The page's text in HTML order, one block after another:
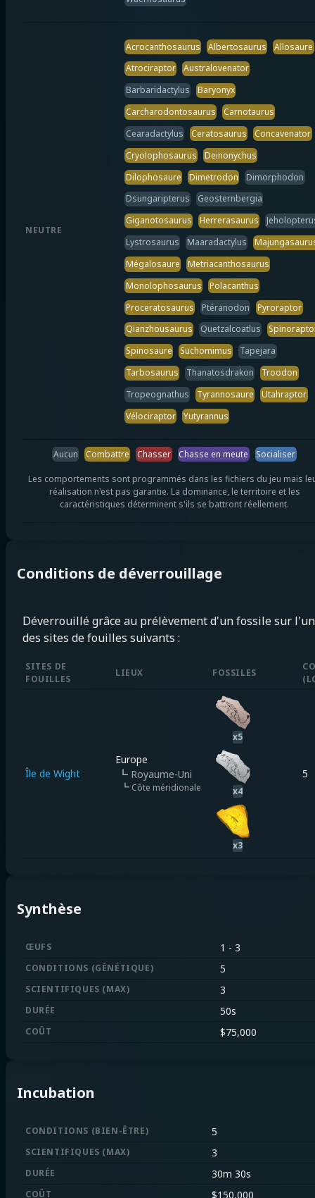
NEUTRE
Acrocanthosaurus Albertosaurus
Allosaure
Atrociraptor
Australovenator
Barbaridactylus
Baryonyx
Carcharodontosaurus
Carnotaurus
Cearadactylus
Ceratosaurus
Concavenator
Cryolophosaurus
Deinonychus
Dilophosaure
Dimetrodon
Dimorphodon
Dsungaripterus
Geosternbergia
Giganotosaurus
Herrerasaurus
Lystrosaurus
Maaradactylus
Mégalosaure
Metriacanthosaurus
Monolophosaurus
Polacanthus
Proceratosaurus
Ptéranodon
Pyroraptor
Qianzhousaurus
Quetzalcoatlus
Spinosaure
Suchomimus
Tapejara
Tarbosaurus
Thanatosdrakon
Troodon
Tropeognathus
Tyrannosaure
Utahraptor
Vélociraptor
Yutyrannus
Aucun Combattre Chasser Chasse en meute Socialiser
Les comportements sont programmés dans les fichiers du jeu mais
réalisation n'est pas garantie. La dominance, le territoire et les
caractéristiques déterminent s'ils se battront réellement.
Conditions de déverrouillage
Déverrouillé grâce au prélèvement d'un fossile sur l'un
des sites de fouilles suivants :
SITES DE
FOUILLES
LIEUX FOSSILES
(
Île de Wight
Europe
┗ Royaume-Uni
┗ Côte méridionale
x5
x4
x3
5
Synthèse
ŒUFS 1 - 3
CONDITIONS (GÉNÉTIQUE) 5
SCIENTIFIQUES (MAX) 3
DURÉE 50s
COÛT $75,000
Incubation
CONDITIONS (BIEN-ÊTRE) 5
SCIENTIFIQUES (MAX) 3
DURÉE 30m 30s
COÛT $150,000